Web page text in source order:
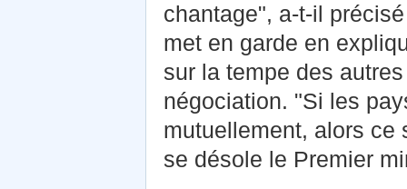
chantage", a-t-il
met en garde en
sur la tempe des
négociation. "Si les
mutuellement, alors ce
se désole le Premier